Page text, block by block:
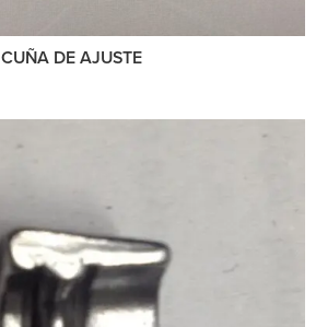
CUÑA DE AJUSTE